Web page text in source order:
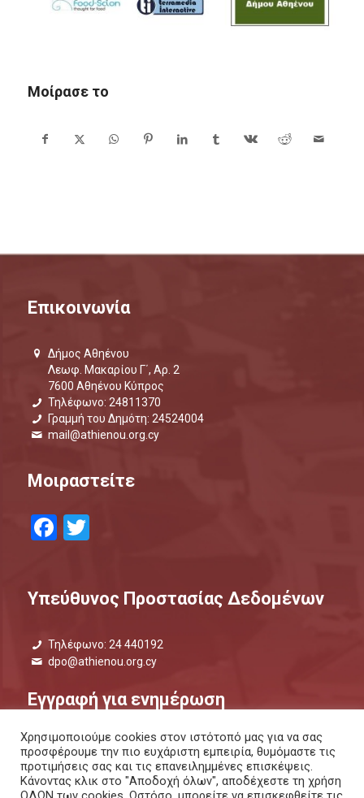
Μοίρασε το
Επικοινωνία
Δήμος Αθηένου
Λεωφ. Μακαρίου Γ΄, Αρ. 2
7600 Αθηένου Κύπρος
Τηλέφωνο: 24811370
Γραμμή του Δημότη: 24524004
mail@athienou.org.cy
Μοιραστείτε
Facebook
Υπεύθυνος Προστασίας Δεδομένων
Τηλέφωνο: 24 440192
dpo@athienou.org.cy
Εγγραφή για ενημέρωση
Μάθετε τι συμβαίνει και μείνετε ενημερωμένοι.
ΕΝΗΜΕΡΩΤΙΚΟ ΔΕΛΤΙΟ | ΜΕΣΩ SMS
Χρησιμοποιούμε cookies στον ιστότοπό μας για να σας
προσφέρουμε την πιο ευχάριστη εμπειρία, θυμόμαστε τις
προτιμήσεις σας και τις επανειλημμένες επισκέψεις.
Κάνοντας κλικ στο "Αποδοχή όλων", αποδέχεστε τη χρήση